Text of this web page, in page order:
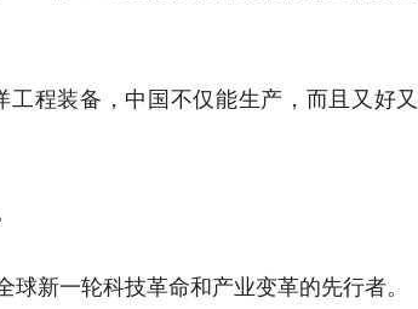
程装备，中国不仅能生产，而且又好又
新一轮科技革命和产业变革的先行者。